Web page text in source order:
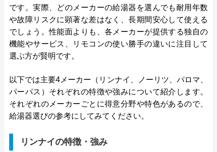
です。実際、どのメーカーの給湯器を選んでも耐用年数
や故障リスクに顕著な差はなく、長期間安心して使える
でしょう。性能面よりも、各メーカーが提供する独自の
機能やサービス、リモコンの使い勝手の違いに注目して
選ぶ方が賢明です。
以下では主要4メーカー（リンナイ、ノーリツ、パロマ、
パーパス）それぞれの特徴や強みについて紹介します。
それぞれのメーカーごとに得意分野や特色があるので、
給湯器選びの参考にしてみてください。
リンナイの特徴・強み